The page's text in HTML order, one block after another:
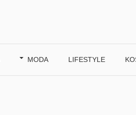
MODA LIFESTYLE